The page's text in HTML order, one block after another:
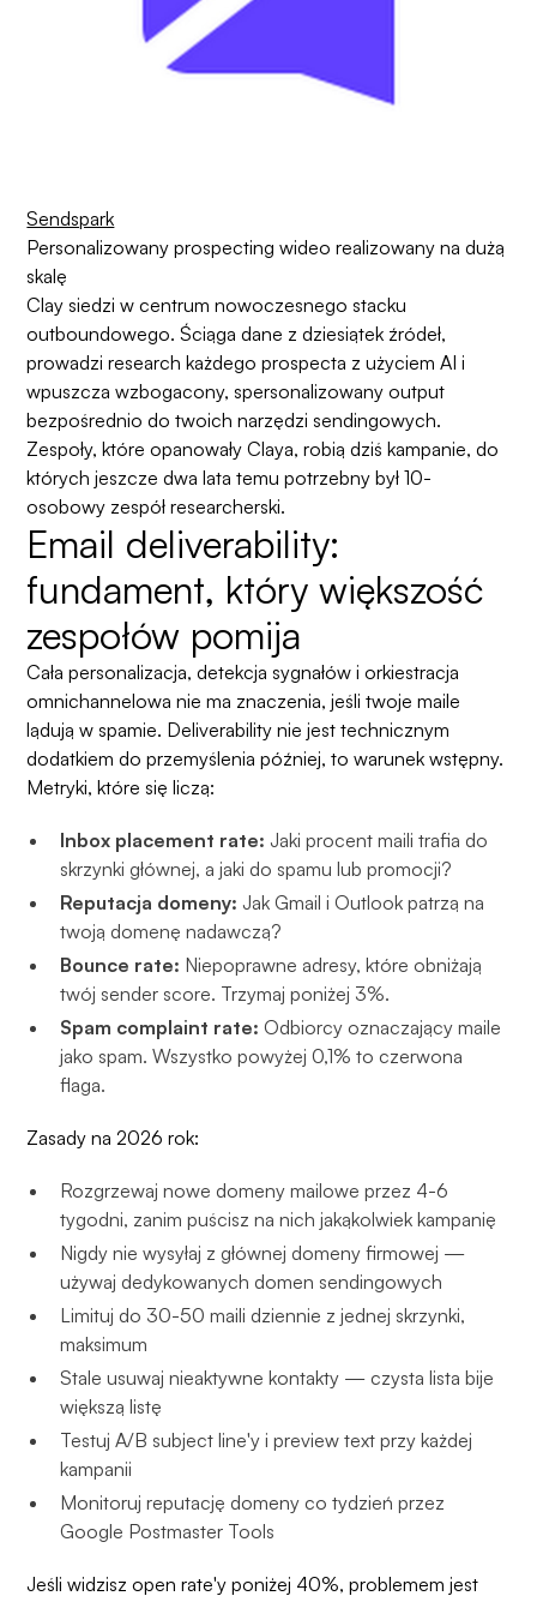
Sendspark
Personalizowany prospecting wideo realizowany na dużą
skalę
Clay siedzi w centrum nowoczesnego stacku
outboundowego. Ściąga dane z dziesiątek źródeł,
prowadzi research każdego prospecta z użyciem AI i
wpuszcza wzbogacony, spersonalizowany output
bezpośrednio do twoich narzędzi sendingowych.
Zespoły, które opanowałyClaya, robią dziś kampanie, do
których jeszcze dwa lata temu potrzebny był 10-
osobowy zespół researcherski.
Email deliverability:
fundament, który większość
zespołów pomija
Cała personalizacja, detekcja sygnałów i orkiestracja
omnichannelowa nie ma znaczenia, jeśli twoje maile
lądują w spamie. Deliverability nie jest technicznym
dodatkiem do przemyślenia później, to warunek wstępny.
Metryki, które się liczą:
Inbox placement rate: Jaki procent maili trafia do
skrzynki głównej, a jaki do spamu lub promocji?
Reputacja domeny: Jak Gmail i Outlook patrzą na
twoją domenę nadawczą?
Bounce rate: Niepoprawne adresy, które obniżają
twój sender score. Trzymaj poniżej 3%.
Spam complaint rate: Odbiorcy oznaczający maile
jako spam. Wszystko powyżej 0,1% to czerwona
flaga.
Zasady na 2026 rok:
Rozgrzewaj nowe domeny mailowe przez 4-6
tygodni, zanim puścisz na nich jakąkolwiek kampanię
Nigdy nie wysyłaj z głównej domeny firmowej —
używaj dedykowanych domen sendingowych
Limituj do 30-50 maili dziennie z jednej skrzynki,
maksimum
Stale usuwaj nieaktywne kontakty — czysta lista bije
większą listę
Testuj A/B subject line'y i preview text przy każdej
kampanii
Monitoruj reputację domeny co tydzień przez
Google Postmaster Tools
Jeśli widzisz open rate'y poniżej 40%, problemem jest